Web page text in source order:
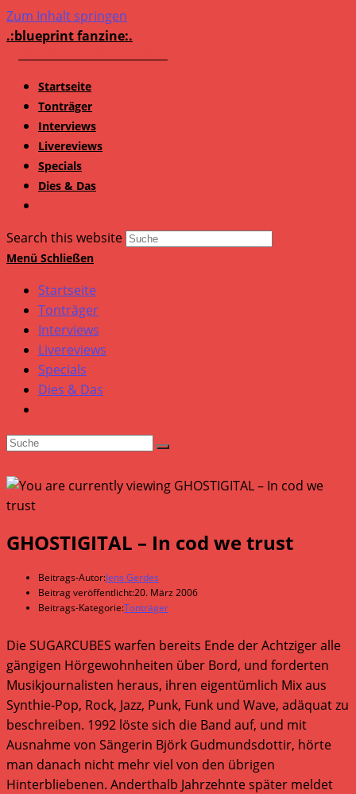
Zum Inhalt springen
.:blueprint fanzine:.
Startseite
Tonträger
Interviews
Livereviews
Specials
Dies & Das
Search this website
Menü Schließen
Startseite
Tonträger
Interviews
Livereviews
Specials
Dies & Das
GHOSTIGITAL – In cod we trust
Beitrags-Autor:Jens Gerdes
Beitrag veröffentlicht:20. März 2006
Beitrags-Kategorie:Tonträger
Die SUGARCUBES warfen bereits Ende der Achtziger alle
gängigen Hörgewohnheiten über Bord, und forderten
Musikjournalisten heraus, ihren eigentümlich Mix aus
Synthie-Pop, Rock, Jazz, Punk, Funk und Wave, adäquat zu
beschreiben. 1992 löste sich die Band auf, und mit
Ausnahme von Sängerin Björk Gudmundsdottir, hörte
man danach nicht mehr viel von den übrigen
Hinterbliebenen. Anderthalb Jahrzehnte später meldet